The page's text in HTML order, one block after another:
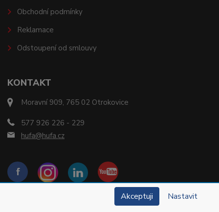
KONTAKT
Moravní 909, 765 02 Otrokovice
577 926 226 - 229
hufa@hufa.cz
Obchodní podmínky
Reklamace
Odstoupení od smlouvy
Akceptuji Nastavit